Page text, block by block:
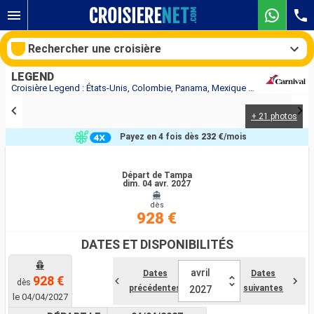
Croisière Legend : États-Unis, Colombie, Panama, Mexique au départ de Tampa
LEGEND
+ 21 photos
Départ de Tampa
dim. 04 avr. 2027
dès
928 €
Payez en 4 fois dès 232 €/mois
DATES ET DISPONIBILITÉS
dès 928 €
le 04/04/2027
Dates
précédentes
avril
2027
Dates
suivantes
Rechercher une croisière
Nos destinations
Compagnies
Rechercher